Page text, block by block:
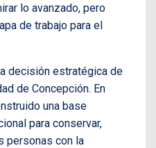
lo avanzado, pero
de trabajo para el
decisión estratégica de
de Concepción. En
una base
para conservar,
personas con la